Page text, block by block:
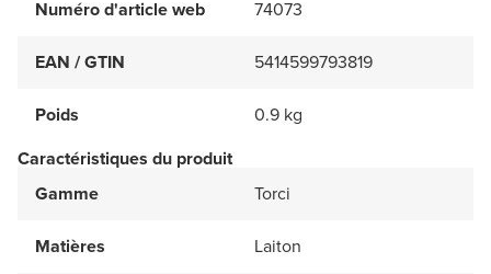
Numéro d'article web 74073
EAN / GTIN 5414599793819
Poids
0.9 kg
Caractéristiques du produit
Gamme
Torci
Matières Laiton